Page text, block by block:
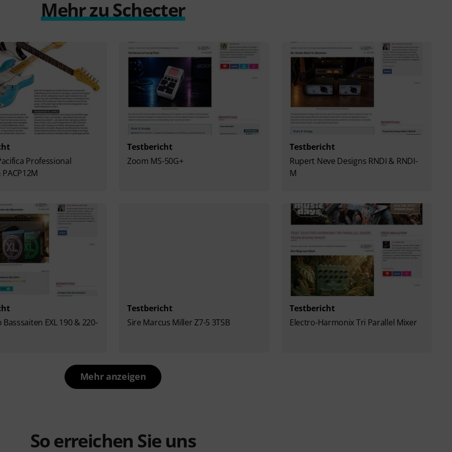
Mehr zu Schecter
Professional
Testbericht
Zoom MS-50G+
Testbericht
Rupert Neve Designs RNDI & RNDI-
M
EXL 190 & 220-
Testbericht
Sire Marcus Miller Z7-5 3TSB
Testbericht
Electro-Harmonix Tri Parallel Mixer
Mehr anzeigen
So erreichen Sie uns